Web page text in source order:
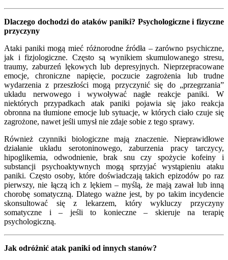
Dlaczego dochodzi do ataków paniki? Psychologiczne i fizyczne
przyczyny
Ataki paniki mogą mieć różnorodne źródła – zarówno psychiczne,
jak i fizjologiczne. Często są wynikiem skumulowanego stresu,
traumy, zaburzeń lękowych lub depresyjnych. Nieprzepracowane
emocje, chroniczne napięcie, poczucie zagrożenia lub trudne
wydarzenia z przeszłości mogą przyczynić się do „przegrzania”
układu nerwowego i wywoływać nagłe reakcje paniki. W
niektórych przypadkach atak paniki pojawia się jako reakcja
obronna na tłumione emocje lub sytuacje, w których ciało czuje się
zagrożone, nawet jeśli umysł nie zdaje sobie z tego sprawy.
Również czynniki biologiczne mają znaczenie. Nieprawidłowe
działanie układu serotoninowego, zaburzenia pracy tarczycy,
hipoglikemia, odwodnienie, brak snu czy spożycie kofeiny i
substancji psychoaktywnych mogą sprzyjać wystąpieniu ataku
paniki. Często osoby, które doświadczają takich epizodów po raz
pierwszy, nie łączą ich z lękiem – myślą, że mają zawał lub inną
chorobę somatyczną. Dlatego ważne jest, by po takim incydencie
skonsultować się z lekarzem, który wykluczy przyczyny
somatyczne i – jeśli to konieczne – skieruje na terapię
psychologiczną.
Jak odróżnić atak paniki od innych stanów?